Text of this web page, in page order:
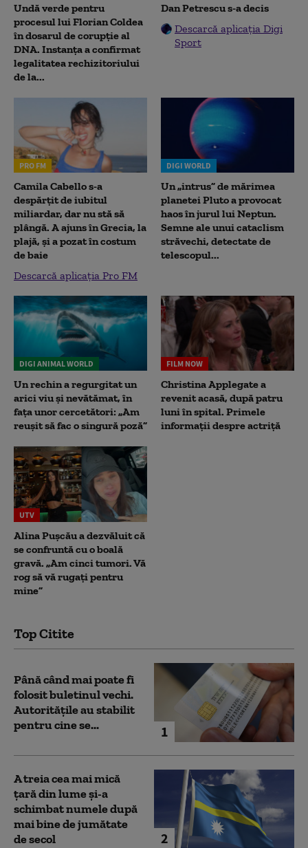
Undă verde pentru
procesul lui Florian Coldea
în dosarul de corupție al
DNA. Instanța a confirmat
legalitatea rechizitoriului
de la...
Dan Petrescu s-a decis
Descarcă aplicația Digi
Sport
PRO FM
Camila Cabello s-a
despărțit de iubitul
miliardar, dar nu stă să
plângă. A ajuns în Grecia, la
plajă, și a pozat în costum
de baie
Descarcă aplicația Pro FM
DIGI WORLD
Un „intrus” de mărimea
planetei Pluto a provocat
haos în jurul lui Neptun.
Semne ale unui cataclism
străvechi, detectate de
telescopul...
DIGI ANIMAL WORLD
Un rechin a regurgitat un
arici viu și nevătămat, în
fața unor cercetători: „Am
reușit să fac o singură poză”
FILM NOW
Christina Applegate a
revenit acasă, după patru
luni în spital. Primele
informații despre actriță
UTV
Alina Pușcău a dezvăluit că
se confruntă cu o boală
gravă. „Am cinci tumori. Vă
rog să vă rugați pentru
mine”
Top Citite
1
Până când mai poate fi
folosit buletinul vechi.
Autoritățile au stabilit
pentru cine se...
2
A treia cea mai mică
țară din lume și-a
schimbat numele după
mai bine de jumătate
de secol